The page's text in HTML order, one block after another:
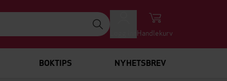
Handlekurv
BOKTIPS NYHETSBREV